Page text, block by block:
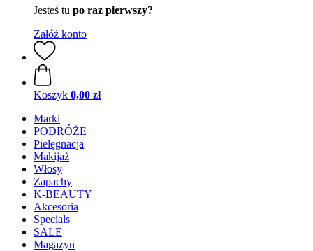
Jesteś tu po raz pierwszy?
Załóż konto
Koszyk 0,00 zł
Marki
PODRÓŻE
Pielęgnacja
Makijaż
Włosy
Zapachy
K-BEAUTY
Akcesoria
Specials
SALE
Magazyn